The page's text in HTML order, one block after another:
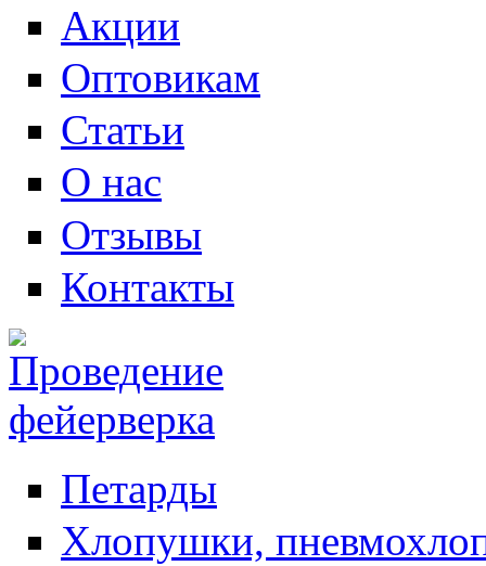
Акции
Оптовикам
Статьи
О нас
Отзывы
Контакты
Петарды
Хлопушки,